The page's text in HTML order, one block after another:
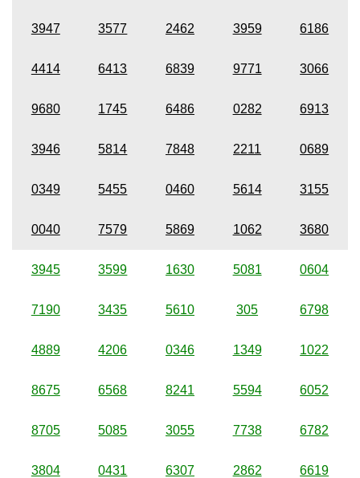
3947 3577 2462 3959 6186
4414 6413 6839 9771 3066
9680 1745 6486 0282 6913
3946 5814 7848 2211 0689
0349 5455 0460 5614 3155
0040 7579 5869 1062 3680
3945 3599 1630 5081 0604
7190 3435 5610 305 6798
4889 4206 0346 1349 1022
8675 6568 8241 5594 6052
8705 5085 3055 7738 6782
3804 0431 6307 2862 6619